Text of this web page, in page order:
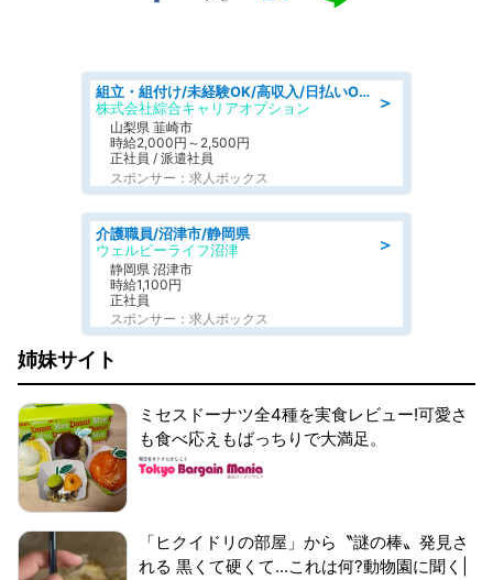
＞
組立・組付け/未経験OK/高収入/日払いOK/寮費無料/日勤
株式会社綜合キャリアオプション
山梨県 韮崎市
時給2,000円～2,500円
正社員 / 派遣社員
スポンサー：求人ボックス
＞
介護職員/沼津市/静岡県
ウェルビーライフ沼津
静岡県 沼津市
時給1,100円
正社員
スポンサー：求人ボックス
姉妹サイト
ミセスドーナツ全4種を実食レビュー!可愛さ
も食べ応えもばっちりで大満足。
「ヒクイドリの部屋」から〝謎の棒〟発見さ
れる 黒くて硬くて...これは何?動物園に聞く|